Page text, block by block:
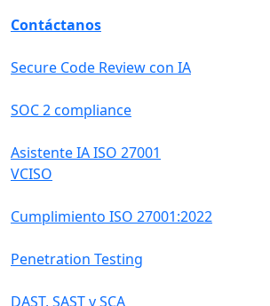
Contáctanos
Secure Code Review con IA
SOC 2 compliance
Asistente IA ISO 27001
VCISO
Cumplimiento ISO 27001:2022
Penetration Testing
DAST, SAST y SCA